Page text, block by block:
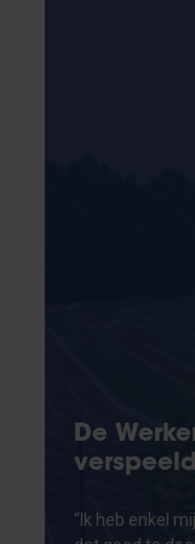
De
verspeeld
“Ik heb enkel